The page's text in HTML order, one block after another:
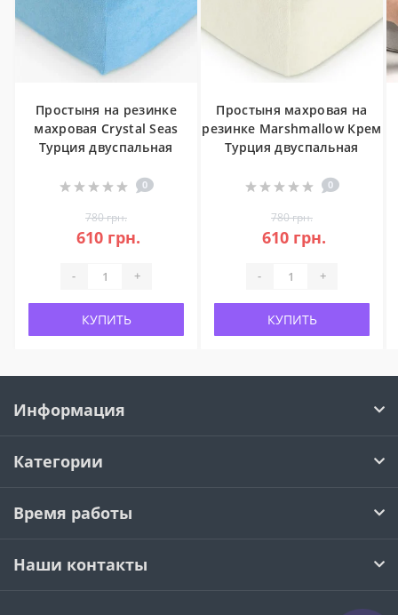
Простыня на резинке
махровая Crystal Seas
Турция двуспальная
0
780 грн.
610 грн.
- +
КУПИТЬ
Простыня махровая на
резинке Marshmallow Крем
Турция двуспальная
0
780 грн.
610 грн.
- +
КУПИТЬ
Информация
Категории
Время работы
Наши контакты